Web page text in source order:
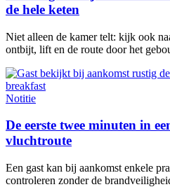
de hele keten
Niet alleen de kamer telt: kijk ook
ontbijt, lift en de route door het
Notitie
De eerste twee minuten in
vluchtroute
Een gast kan bij aankomst enkele
controleren zonder de